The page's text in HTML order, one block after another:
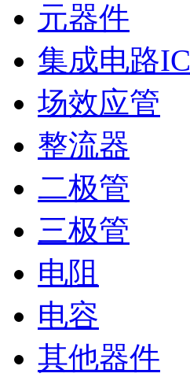
元器件
集成电路IC
场效应管
整流器
二极管
三极管
电阻
电容
其他器件